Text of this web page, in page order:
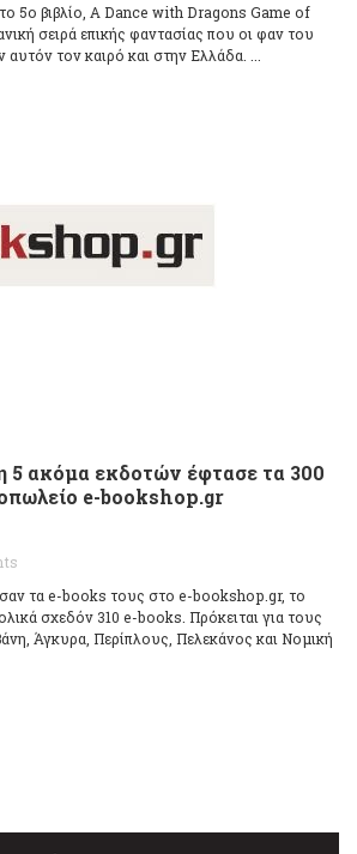
5ο βιβλίο, A Dance with Dragons Game of
σειρά επικής φαντασίας που οι φαν του
τον καιρό και στην Ελλάδα. ...
5 ακόμα εκδοτών έφτασε τα 300
e-bookshop.gr
τα e-books τους στο e-bookshop.gr, το
σχεδόν 310 e-books. Πρόκειται για τους
Άγκυρα, Περίπλους, Πελεκάνος και Νομική